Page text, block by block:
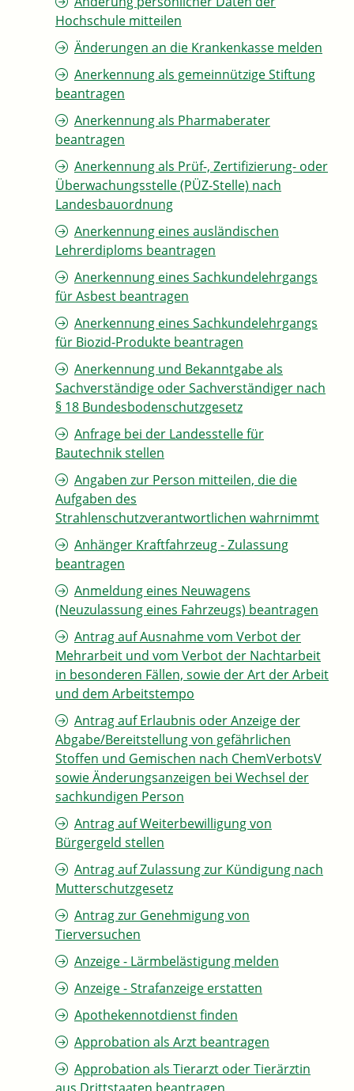
Hochschule mitteilen
Änderungen an die Krankenkasse melden
Anerkennung als gemeinnützige Stiftung
beantragen
Anerkennung als Pharmaberater
beantragen
Anerkennung als Prüf-, Zertifizierung- oder
Überwachungsstelle (PÜZ-Stelle) nach
Landesbauordnung
Anerkennung eines ausländischen
Lehrerdiploms beantragen
Anerkennung eines Sachkundelehrgangs
für Asbest beantragen
Anerkennung eines Sachkundelehrgangs
für Biozid-Produkte beantragen
Anerkennung und Bekanntgabe als
Sachverständige oder Sachverständiger nach
§ 18 Bundesbodenschutzgesetz
Anfrage bei der Landesstelle für
Bautechnik stellen
Angaben zur Person mitteilen, die die
Aufgaben des
Strahlenschutzverantwortlichen wahrnimmt
Anhänger Kraftfahrzeug - Zulassung
beantragen
Anmeldung eines Neuwagens
(Neuzulassung eines Fahrzeugs) beantragen
Antrag auf Ausnahme vom Verbot der
Mehrarbeit und vom Verbot der Nachtarbeit
in besonderen Fällen, sowie der Art der Arbeit
und dem Arbeitstempo
Antrag auf Erlaubnis oder Anzeige der
Abgabe/Bereitstellung von gefährlichen
Stoffen und Gemischen nach ChemVerbotsV
sowie Änderungsanzeigen bei Wechsel der
sachkundigen Person
Antrag auf Weiterbewilligung von
Bürgergeld stellen
Antrag auf Zulassung zur Kündigung nach
Mutterschutzgesetz
Antrag zur Genehmigung von
Tierversuchen
Anzeige - Lärmbelästigung melden
Anzeige - Strafanzeige erstatten
Apothekennotdienst finden
Approbation als Arzt beantragen
Approbation als Tierarzt oder Tierärztin